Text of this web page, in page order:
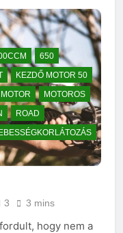
650
KEZDŐ MOTOR 50
MOTOR
MOTOROS
ROAD
3 3 mins
hogy nem a